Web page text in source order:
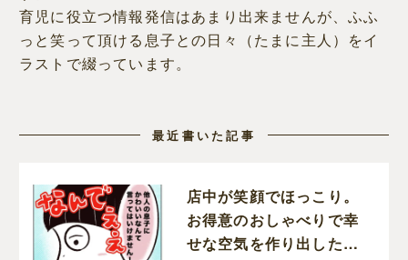
育児に役立つ情報発信はあまり出来ませんが、ふふ
っと笑って頂ける息子との日々（たまに主人）をイ
ラストで綴っています。
最近書いた記事
店中が笑顔でほっこり。
お得意のおしゃべりで幸
せな空気を作り出した息